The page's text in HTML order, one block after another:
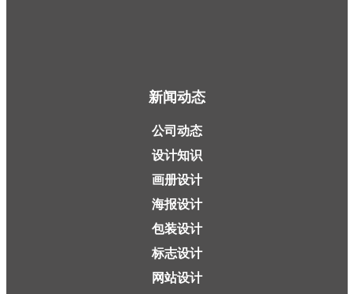
新闻动态
公司动态
设计知识
画册设计
海报设计
包装设计
标志设计
网站设计